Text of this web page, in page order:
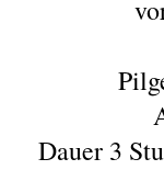
Dauer 3